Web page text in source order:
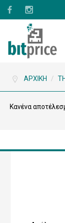
ΑΡΧΙΚΉ /
Κανένα